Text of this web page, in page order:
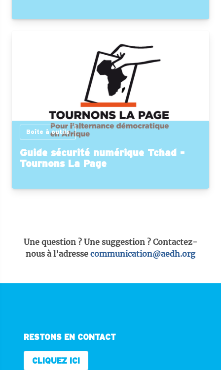
Boîte à outils
Guide sécurité numérique Tchad -
Tournons La Page
Une question ? Une suggestion ? Contactez-
nous à l’adresse communication@aedh.org
RESTONS EN CONTACT
CLIQUEZ ICI